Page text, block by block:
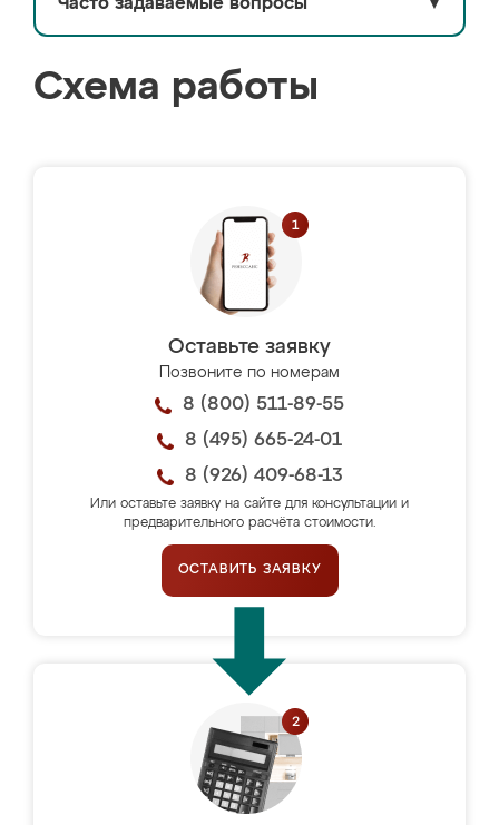
Часто задаваемые вопросы ▼
Схема работы
Оставьте заявку
Позвоните по номерам
8 (800) 511-89-55
8 (495) 665-24-01
8 (926) 409-68-13
Или оставьте заявку на сайте для консультации и
предварительного расчёта стоимости.
ОСТАВИТЬ ЗАЯВКУ